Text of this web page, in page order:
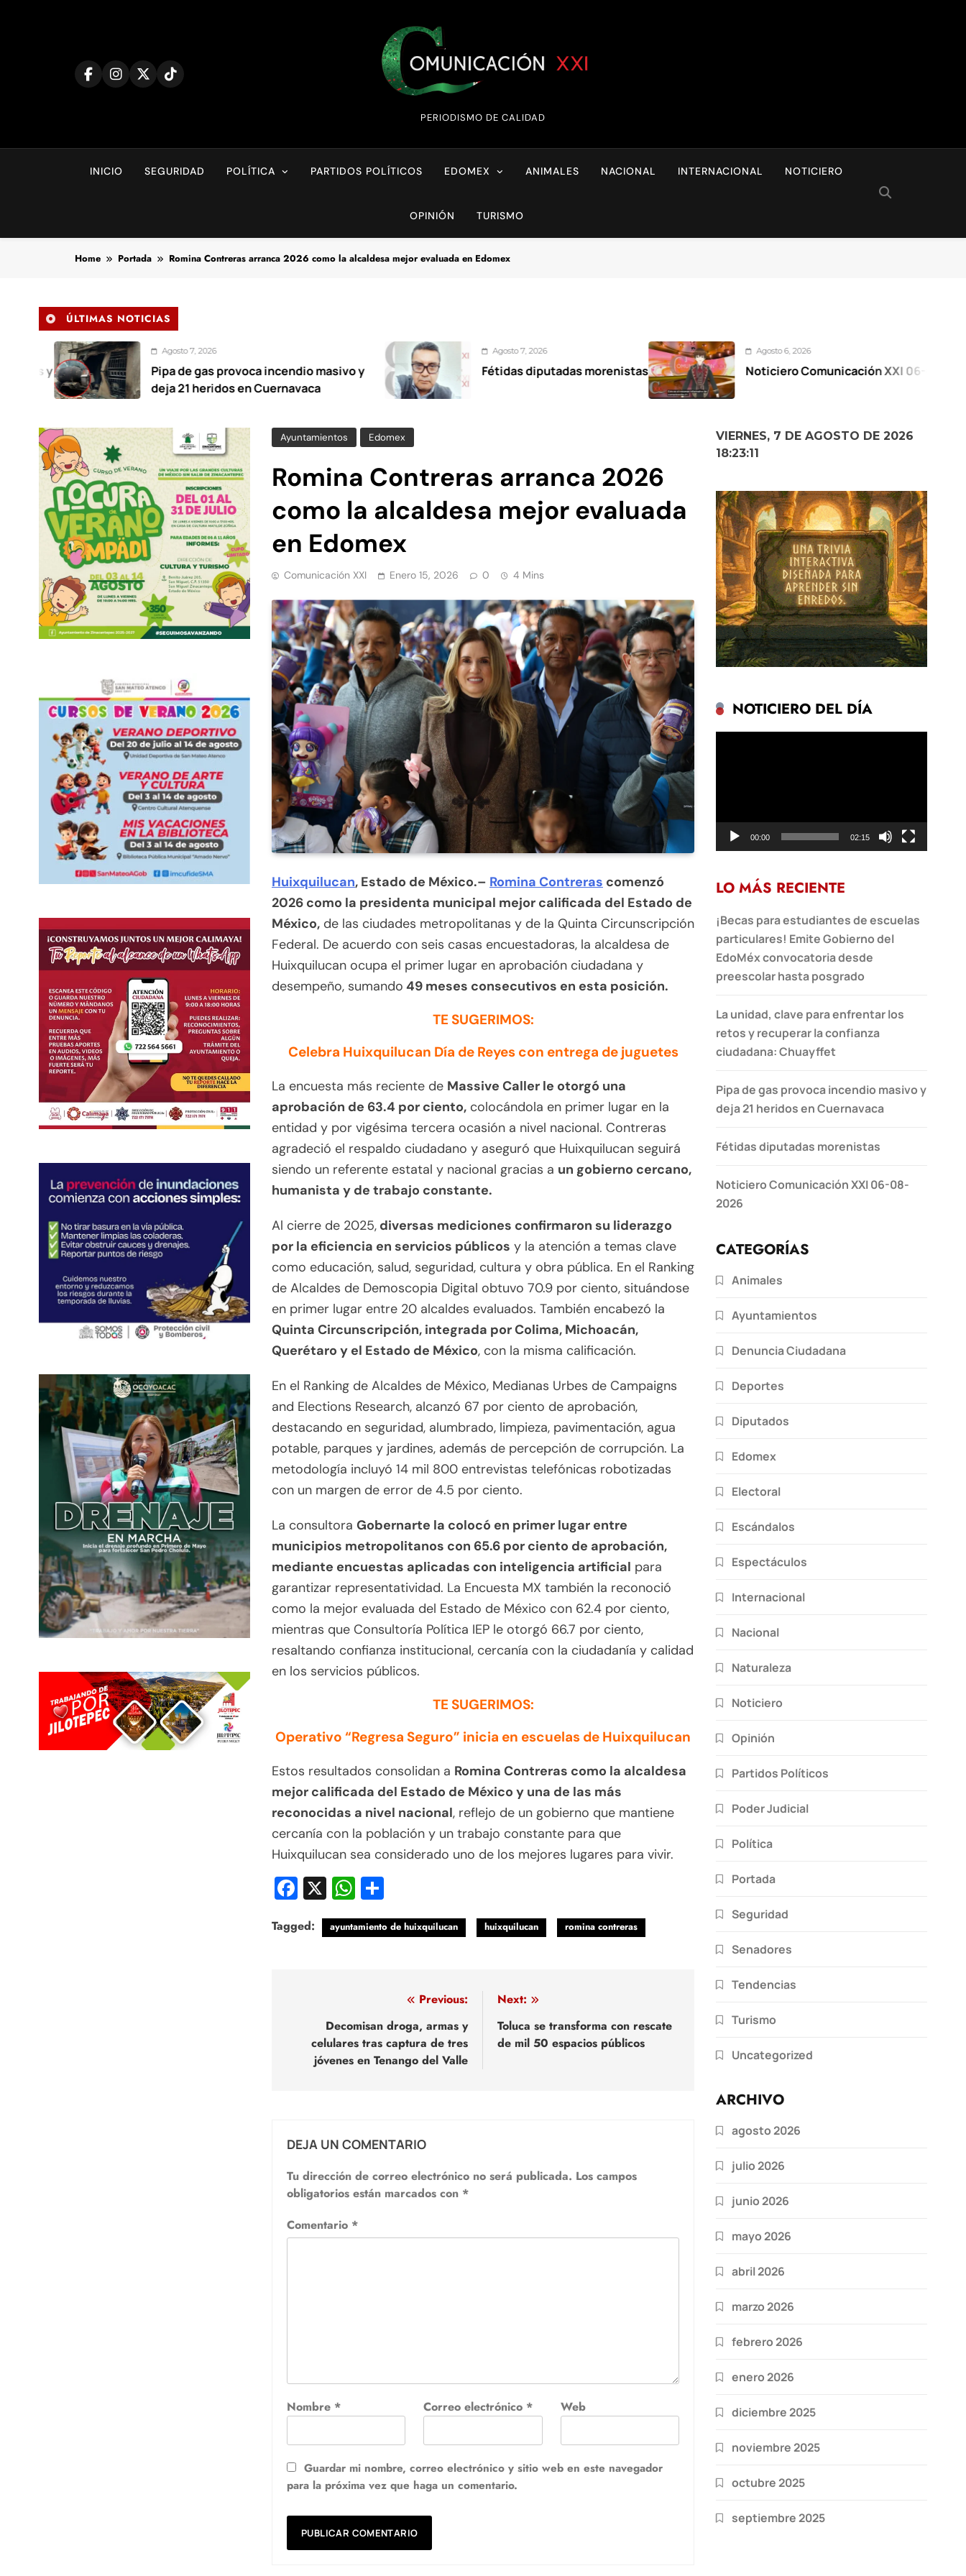
Comunicación XXI
PERIODISMO DE CALIDAD
INICIO SEGURIDAD POLÍTICA PARTIDOS POLÍTICOS EDOMEX ANIMALES NACIONAL INTERNACIONAL NOTICIERO
OPINIÓN TURISMO
Home Portada Romina Contreras arranca 2026 como la alcaldesa mejor evaluada en Edomex
ÚLTIMAS NOTICIAS
Agosto 7, 2026
Pipa de gas provoca incendio masivo y
deja 21 heridos en Cuernavaca
Agosto 7, 2026
Fétidas diputadas morenistas
Agosto 6, 2026
Noticiero Comunicación XXI 06-08-2026
Ayuntamientos Edomex
Romina Contreras arranca 2026
como la alcaldesa mejor evaluada
en Edomex
Comunicación XXI Enero 15, 2026 0 4 Mins
Huixquilucan, Estado de México.– Romina Contreras comenzó
2026 como la presidenta municipal mejor calificada del Estado de
México, de las ciudades metropolitanas y de la Quinta Circunscripción
Federal. De acuerdo con seis casas encuestadoras, la alcaldesa de
Huixquilucan ocupa el primer lugar en aprobación ciudadana y
desempeño, sumando 49 meses consecutivos en esta posición.
TE SUGERIMOS:
Celebra Huixquilucan Día de Reyes con entrega de juguetes
La encuesta más reciente de Massive Caller le otorgó una
aprobación de 63.4 por ciento, colocándola en primer lugar en la
entidad y por vigésima tercera ocasión a nivel nacional. Contreras
agradeció el respaldo ciudadano y aseguró que Huixquilucan seguirá
siendo un referente estatal y nacional gracias a un gobierno cercano,
humanista y de trabajo constante.
Al cierre de 2025, diversas mediciones confirmaron su liderazgo
por la eficiencia en servicios públicos y la atención a temas clave
como educación, salud, seguridad, cultura y obra pública. En el Ranking
de Alcaldes de Demoscopia Digital obtuvo 70.9 por ciento, situándose
en primer lugar entre 20 alcaldes evaluados. También encabezó la
Quinta Circunscripción, integrada por Colima, Michoacán,
Querétaro y el Estado de México, con la misma calificación.
En el Ranking de Alcaldes de México, Medianas Urbes de Campaigns
and Elections Research, alcanzó 67 por ciento de aprobación,
destacando en seguridad, alumbrado, limpieza, pavimentación, agua
potable, parques y jardines, además de percepción de corrupción. La
metodología incluyó 14 mil 800 entrevistas telefónicas robotizadas
con un margen de error de 4.5 por ciento.
La consultora Gobernarte la colocó en primer lugar entre
municipios metropolitanos con 65.6 por ciento de aprobación,
mediante encuestas aplicadas con inteligencia artificial para
garantizar representatividad. La Encuesta MX también la reconoció
como la mejor evaluada del Estado de México con 62.4 por ciento,
mientras que Consultoría Política IEP le otorgó 66.7 por ciento,
resaltando confianza institucional, cercanía con la ciudadanía y calidad
en los servicios públicos.
TE SUGERIMOS:
Operativo “Regresa Seguro” inicia en escuelas de Huixquilucan
Estos resultados consolidan a Romina Contreras como la alcaldesa
mejor calificada del Estado de México y una de las más
reconocidas a nivel nacional, reflejo de un gobierno que mantiene
cercanía con la población y un trabajo constante para que
Huixquilucan sea considerado uno de los mejores lugares para vivir.
Facebook
X WhatsApp
Tagged: ayuntamiento de huixquilucan huixquilucan romina contreras
entradas
Previous:
Decomisan droga, armas y
celulares tras captura de tres
jóvenes en Tenango del Valle
Next:
Toluca se transforma con rescate
de mil 50 espacios públicos
DEJA UN COMENTARIO
Tu dirección de correo electrónico no será publicada. Los campos
obligatorios están marcados con *
Comentario *
Nombre * Correo electrónico * Web
Guardar mi nombre, correo electrónico y sitio web en este navegador
para la próxima vez que haga un comentario.
VIERNES, 7 DE AGOSTO DE 2026
18:23:12
NOTICIERO DEL DÍA
00:00 02:15
LO MÁS RECIENTE
¡Becas para estudiantes de escuelas
particulares! Emite Gobierno del
EdoMéx convocatoria desde
preescolar hasta posgrado
La unidad, clave para enfrentar los
retos y recuperar la confianza
ciudadana: Chuayffet
Pipa de gas provoca incendio masivo y
deja 21 heridos en Cuernavaca
Fétidas diputadas morenistas
Noticiero Comunicación XXI 06-08-
2026
CATEGORÍAS
Animales
Ayuntamientos
Denuncia Ciudadana
Deportes
Diputados
Edomex
Electoral
Escándalos
Espectáculos
Internacional
Nacional
Naturaleza
Noticiero
Opinión
Partidos Políticos
Poder Judicial
Política
Portada
Seguridad
Senadores
Tendencias
Turismo
Uncategorized
ARCHIVO
agosto 2026
julio 2026
junio 2026
mayo 2026
abril 2026
marzo 2026
febrero 2026
enero 2026
diciembre 2025
noviembre 2025
octubre 2025
septiembre 2025